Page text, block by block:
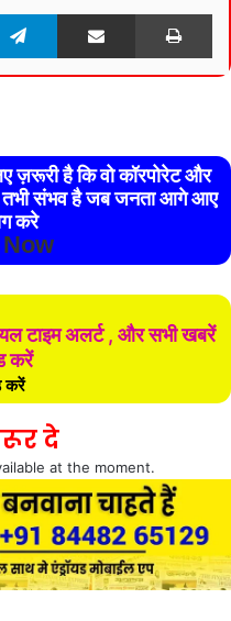
Telegram Share via Email
ज़रूरी है कि वो कॉरपोरेट और
तभी संभव है जब जनता आगे आए
करे
टाइम अलर्ट , और सभी खबरें
करें
करें
दे
at the moment.